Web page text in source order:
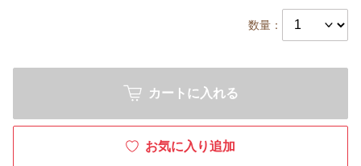
数量：
カートに入れる
お気に入り追加